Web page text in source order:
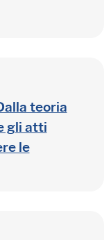
teoria
gli atti
le